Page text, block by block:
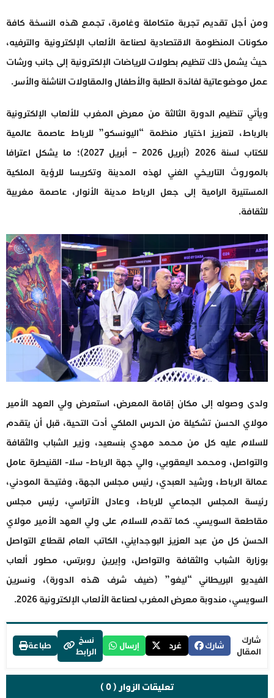
ومن أجل تقديم تجربة متكاملة وغامرة، تجمع هذه النسخة كافة
مكونات المنظومة الاقتصادية لصناعة الألعاب الإلكترونية والترفيه،
حيث يشمل ذلك تنظيم بطولات للرياضات الإلكترونية إلى جانب ورشات
عمل موضوعاتية لفائدة الطلبة والأطفال والمقاولات الناشئة والأسر.
ويأتي تنظيم الدورة الثالثة من معرض المغرب للألعاب الإلكترونية
بالرباط، لتعزيز اختيار منظمة “اليونسكو” للرباط عاصمة عالمية
للكتاب لسنة 2026 (أبريل 2026 – أبريل 2027)؛ ما يشكل اعترافا
بالموروث التاريخي الغني لهذه المدينة وتكريسا للرؤية الملكية
المستنيرة الرامية إلى جعل الرباط مدينة الأنوار، عاصمة مغربية
للثقافة.
ولدى وصوله إلى مكان إقامة المعرض، استعرض ولي العهد الأمير
مولاي الحسن تشكيلة من الحرس الملكي أدت التحية، قبل أن يتقدم
للسلام عليه كل من محمد مهدي بنسعيد، وزير الشباب والثقافة
والتواصل، ومحمد اليعقوبي، والي جهة الرباط- سلا- القنيطرة عامل
عمالة الرباط، ورشيد العبدي، رئيس مجلس الجهة، وفتيحة المودني،
رئيسة المجلس الجماعي للرباط، وعادل الأتراسي، رئيس مجلس
مقاطعة السويسي. كما تقدم للسلام على ولي العهد الأمير مولاي
الحسن كل من عبد العزيز البوجدايني، الكاتب العام لقطاع التواصل
بوزارة الشباب والثقافة والتواصل، وإيرين روبرتس، مطور ألعاب
الفيديو البريطاني “ليغو” (ضيف شرف هذه الدورة)، ونسرين
السويسي، مندوبة معرض المغرب لصناعة الألعاب الإلكترونية 2026.
شارك
المقال
شارك غرد إرسال
نسخ
الرابط
طباعة
تعليقات الزوار ( 0 )